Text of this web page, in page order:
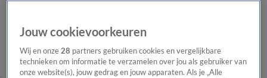
Jouw cookievoorkeuren
Wij en onze28 partners gebruiken cookies en vergelijkbare
technieken om informatie te verzamelen over jou als gebruiker van
onze website(s), jouw gedrag en jouw apparaten. Als je „Alle